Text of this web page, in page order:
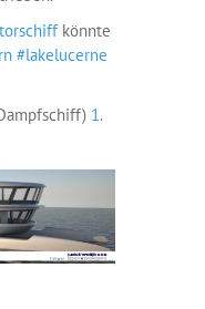
könnte
#lakelucerne
1.